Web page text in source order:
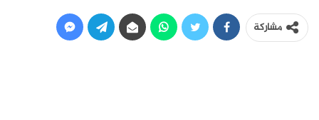
مشاركة